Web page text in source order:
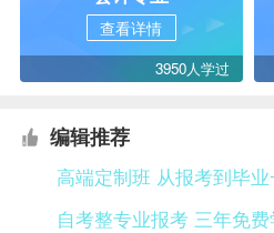
查看详情
3950人学过
编辑推荐
高端定制班 从报考到毕
自考整专业报考 三年免费